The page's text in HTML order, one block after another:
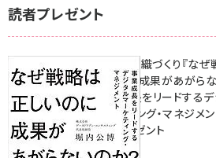
読者プレゼント
成果を生む組織づくり『な
は正しいのに成果があがら
か？ 事業成長をリードするデ
ルマーケティング・マネジメン
3名様にプレゼント
10:00